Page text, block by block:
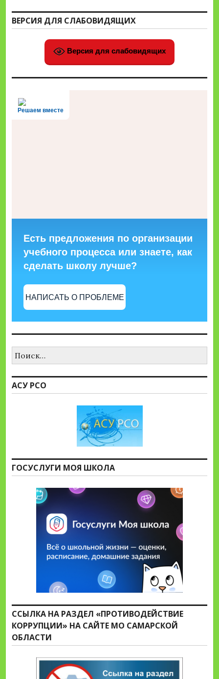
ВЕРСИЯ ДЛЯ СЛАБОВИДЯЩИХ
Версия для слабовидящих
Решаем вместе
Есть предложения по организации
учебного процесса или знаете, как
сделать школу лучше?
НАПИСАТЬ О ПРОБЛЕМЕ
АСУ РСО
ГОСУСЛУГИ МОЯ ШКОЛА
ССЫЛКА НА РАЗДЕЛ «ПРОТИВОДЕЙСТВИЕ
КОРРУПЦИИ» НА САЙТЕ МО САМАРСКОЙ
ОБЛАСТИ